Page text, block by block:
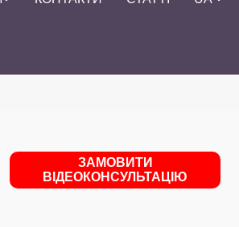
ЗАМОВИТИ
ВІДЕОКОНСУЛЬТАЦІЮ